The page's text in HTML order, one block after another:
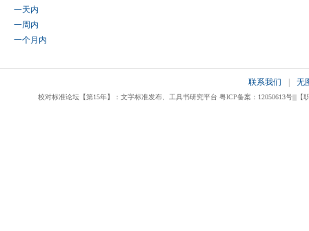
一天内
一周内
一个月内
联系我们 无
校对标准论坛【第15年】：文字标准发布、工具书研究平台 粤ICP备案：12050613号|||【